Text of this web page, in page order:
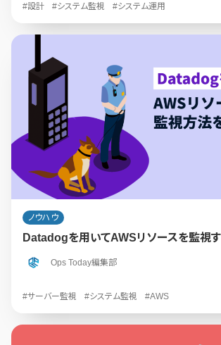
#設計 #システム監視 #システム運用
ノウハウ
Datadogを用いてAWSリソースを監視
Ops Today編集部
#サーバー監視 #システム監視 #AWS